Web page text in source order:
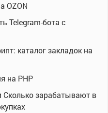
OZON
Telegram-бота с
каталог закладок на
на PHP
Сколько зарабатывают в